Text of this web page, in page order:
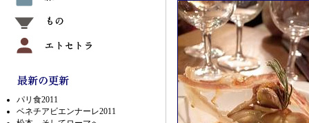
パリ食2011
ベネチアビエンナーレ2011